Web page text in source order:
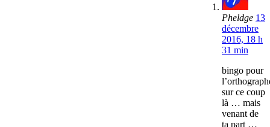
Pheldge 13
décembre
2016, 18 h
31 min
bingo pour
sur ce coup
là … mais
venant de
ta part …